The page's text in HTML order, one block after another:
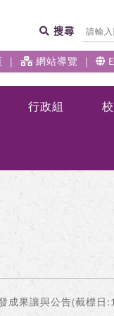
搜尋
網站導覽
行政組
成果讓與公告(截標